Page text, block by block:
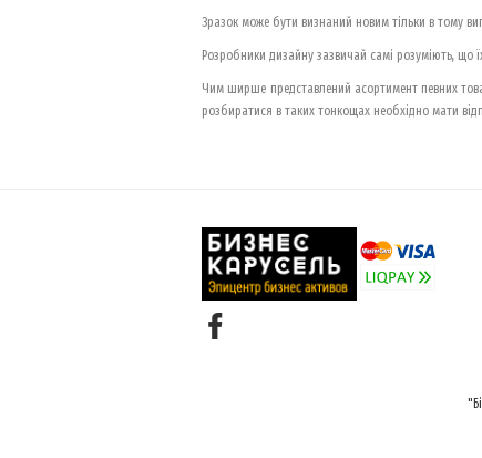
Зразок може бути визнаний новим тільки в тому
Розробники дизайну зазвичай самі розуміють, що
Чим ширше представлений асортимент певних
розбиратися в таких тонкощах необхідно мати